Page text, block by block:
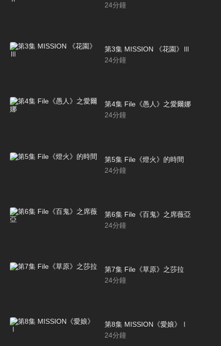
24分鐘
第3集 MISSION 《花園》Ⅲ
24分鐘
第4集 File《愚人》之愛爾娜
24分鐘
第5集 File《燈火》的時間
24分鐘
第6集 File《百鬼》之席薇亞
24分鐘
第7集 File《草原》之莎拉
24分鐘
第8集 MISSION《愛娘》Ⅰ
24分鐘